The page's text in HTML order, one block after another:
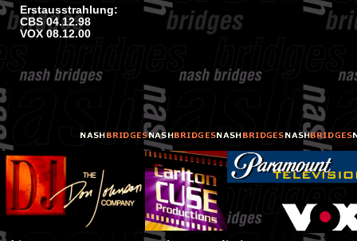
Erstausstrahlung:
CBS 04.12.98
VOX 08.12.00